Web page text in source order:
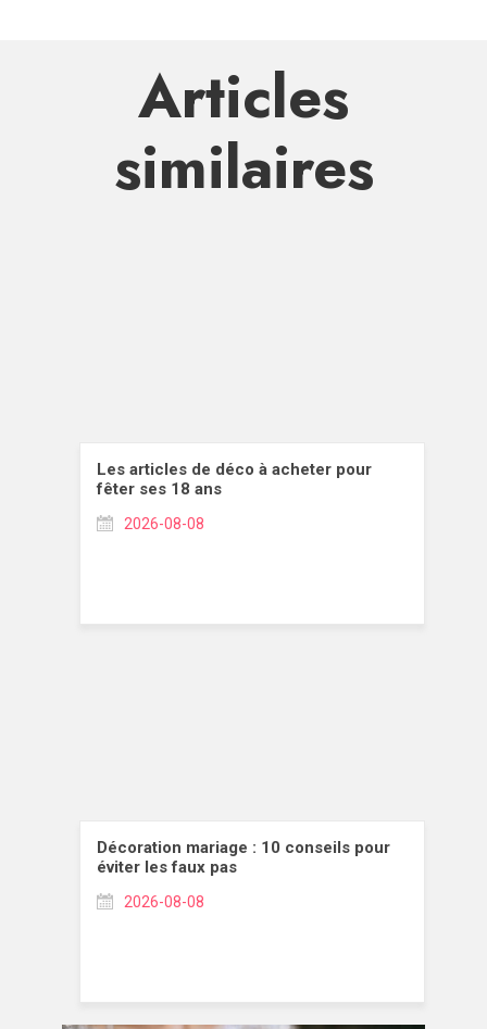
Articles
similaires
Les articles de déco à acheter pour
fêter ses 18 ans
2026-08-08
Décoration mariage : 10 conseils pour
éviter les faux pas
2026-08-08